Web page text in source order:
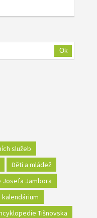
Ok
služeb
Děti a mládež
Josefa Jambora
kalendárium
Tišnovska